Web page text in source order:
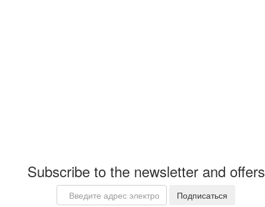
Subscribe to the newsletter and offers
Email
Подписаться